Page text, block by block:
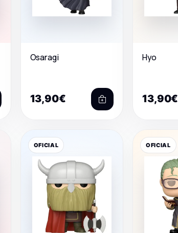
Osaragi
13,90€
Hyo
13,90€
OFICIAL OFICIAL